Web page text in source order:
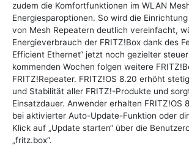
zudem die Komfortfunktionen im WLAN
Energiesparoptionen. So wird die
von Mesh Repeatern deutlich vereinfacht,
Energieverbrauch der FRITZ!Box dank des
Efficient Ethernet“ jetzt noch gezielter
kommenden Wochen folgen weitere
FRITZ!Repeater. FRITZ!OS 8.20 erhöht
und Stabilität aller FRITZ!-Produkte und
Einsatzdauer. Anwender erhalten FRITZ!OS
bei aktivierter Auto-Update-Funktion oder
Klick auf „Update starten“ über die
„fritz.box“.